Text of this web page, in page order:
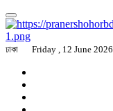
ঢাকা Friday , 12 June 2026